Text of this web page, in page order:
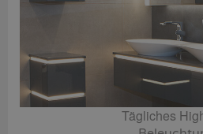
Tägliches